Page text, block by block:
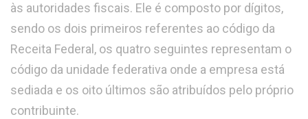
às autoridades fiscais. Ele é composto por dígitos,
sendo os dois primeiros referentes ao código da
Receita Federal, os quatro seguintes representam o
código da unidade federativa onde a empresa está
sediada e os oito últimos são atribuídos pelo próprio
contribuinte.